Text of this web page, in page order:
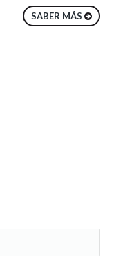
SABER MÁS